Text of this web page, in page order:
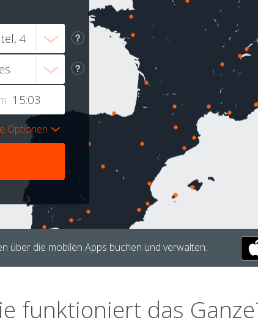
Optionen
über die mobilen Apps buchen und verwalten.
funktioniert das